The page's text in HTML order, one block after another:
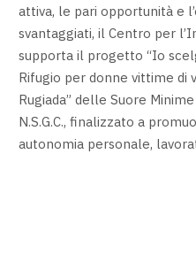
attiva, le pari opportunità e
svantaggiati, il Centro per
supporta il progetto “Io
Rifugio per donne vittime di
Rugiada” delle Suore
N.S.G.C., finalizzato a
autonomia personale,